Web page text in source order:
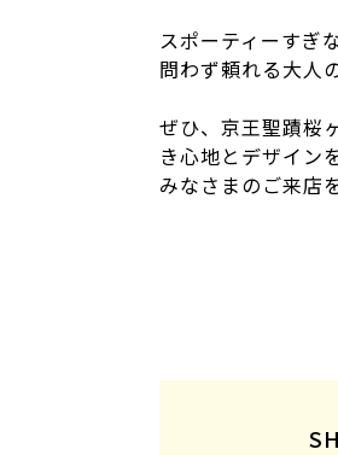
スポーティーすぎ
問わず頼れる大人
ぜひ、京王聖蹟桜
き心地とデザイン
みなさまのご来店